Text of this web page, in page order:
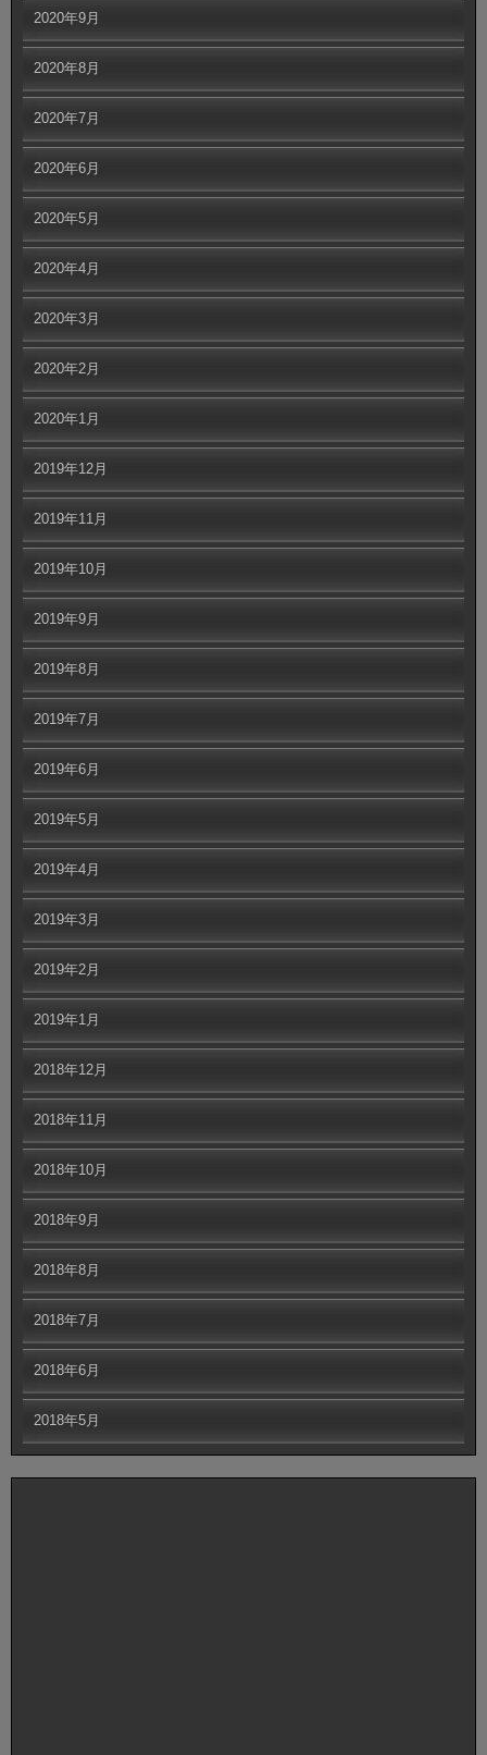
2020年9月
2020年8月
2020年7月
2020年6月
2020年5月
2020年4月
2020年3月
2020年2月
2020年1月
2019年12月
2019年11月
2019年10月
2019年9月
2019年8月
2019年7月
2019年6月
2019年5月
2019年4月
2019年3月
2019年2月
2019年1月
2018年12月
2018年11月
2018年10月
2018年9月
2018年8月
2018年7月
2018年6月
2018年5月